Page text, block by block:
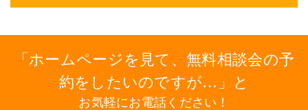
ホームページを見て、無料相談会の予
約をしたいのですが…
と
お気軽にお電話ください！